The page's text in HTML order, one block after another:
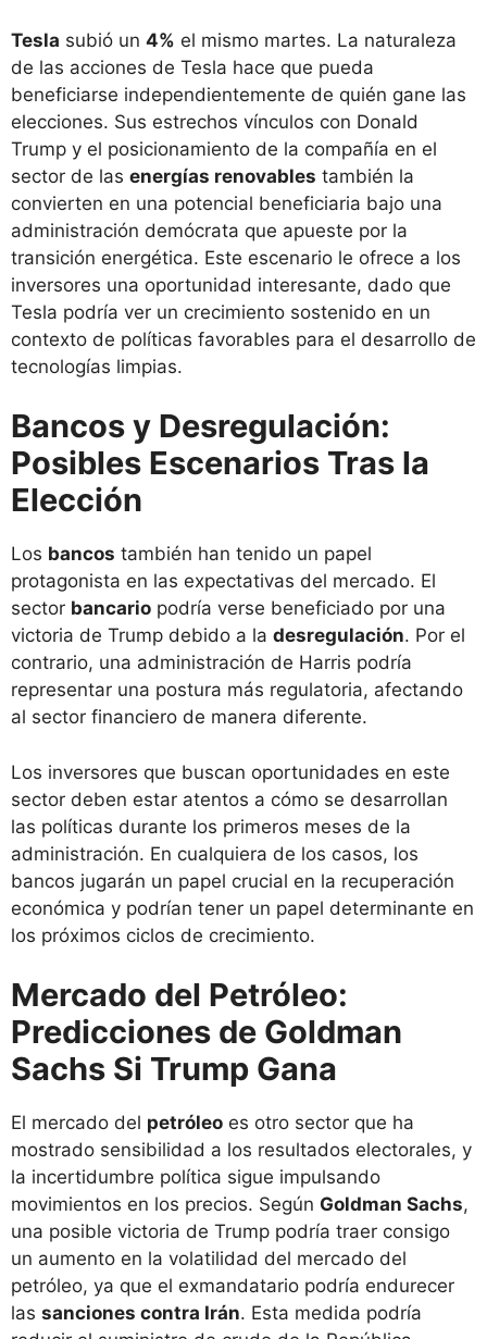
Tesla subió un 4% el mismo martes. La naturaleza
de las acciones de Tesla hace que pueda
beneficiarse independientemente de quién gane las
elecciones. Sus estrechos vínculos con Donald
Trump y el posicionamiento de la compañía en el
sector de las energías renovables también la
convierten en una potencial beneficiaria bajo una
administración demócrata que apueste por la
transición energética. Este escenario le ofrece a los
inversores una oportunidad interesante, dado que
Tesla podría ver un crecimiento sostenido en un
contexto de políticas favorables para el desarrollo de
tecnologías limpias.
Bancos y Desregulación:
Posibles Escenarios Tras la
Elección
Los bancos también han tenido un papel
protagonista en las expectativas del mercado. El
sector bancario podría verse beneficiado por una
victoria de Trump debido a la desregulación. Por el
contrario, una administración de Harris podría
representar una postura más regulatoria, afectando
al sector financiero de manera diferente.
Los inversores que buscan oportunidades en este
sector deben estar atentos a cómo se desarrollan
las políticas durante los primeros meses de la
administración. En cualquiera de los casos, los
bancos jugarán un papel crucial en la recuperación
económica y podrían tener un papel determinante en
los próximos ciclos de crecimiento.
Mercado del Petróleo:
Predicciones de Goldman
Sachs Si Trump Gana
El mercado del petróleo es otro sector que ha
mostrado sensibilidad a los resultados electorales, y
la incertidumbre política sigue impulsando
movimientos en los precios. Según Goldman Sachs,
una posible victoria de Trump podría traer consigo
un aumento en la volatilidad del mercado del
petróleo, ya que el exmandatario podría endurecer
las sanciones contra Irán. Esta medida podría